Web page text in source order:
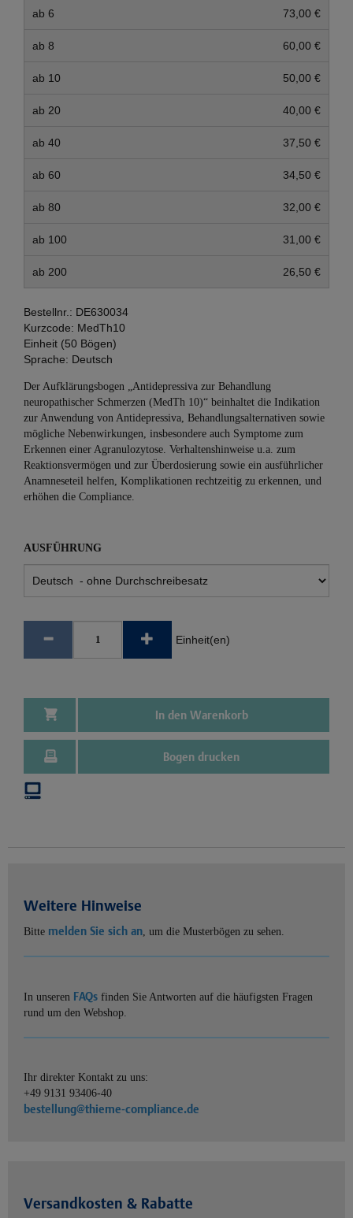
ab 6 73,00 €
ab 8 60,00 €
ab 10 50,00 €
ab 20 40,00 €
ab 40 37,50 €
ab 60 34,50 €
ab 80 32,00 €
ab 100 31,00 €
ab 200 26,50 €
Bestellnr.: DE630034
Kurzcode: MedTh10
Einheit (50 Bögen)
Sprache: Deutsch
Der Aufklärungsbogen „Antidepressiva zur Behandlung
neuropathischer Schmerzen (MedTh 10)“ beinhaltet die Indikation
zur Anwendung von Antidepressiva, Behandlungsalternativen sowie
mögliche Nebenwirkungen, insbesondere auch Symptome zum
Erkennen einer Agranulozytose. Verhaltenshinweise u.a. zum
Reaktionsvermögen und zur Überdosierung sowie ein ausführlicher
Anamneseteil helfen, Komplikationen rechtzeitig zu erkennen, und
erhöhen die Compliance.
AUSFÜHRUNG
Einheit(en)
In den Warenkorb
Bogen drucken
Weitere Hinweise
Bitte melden Sie sich an, um die Musterbögen zu sehen.
In unseren FAQs finden Sie Antworten auf die häufigsten Fragen
rund um den Webshop.
Ihr direkter Kontakt zu uns:
+49 9131 93406-40
bestellung@thieme-compliance.de
Versandkosten & Rabatte